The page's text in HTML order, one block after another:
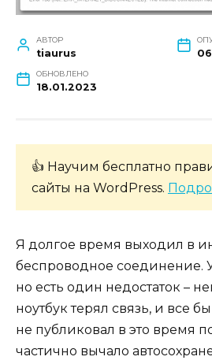
АВТОР
tiaurus
ОБНОВЛЕНО
18.01.2023
👍 Научим бесплатно
сайты на WordPress.
Я долгое время выходил в
беспроводное соединение.
но есть один недостаток –
ноутбук терял связь, и все
не публиковал в это время
частично вычало